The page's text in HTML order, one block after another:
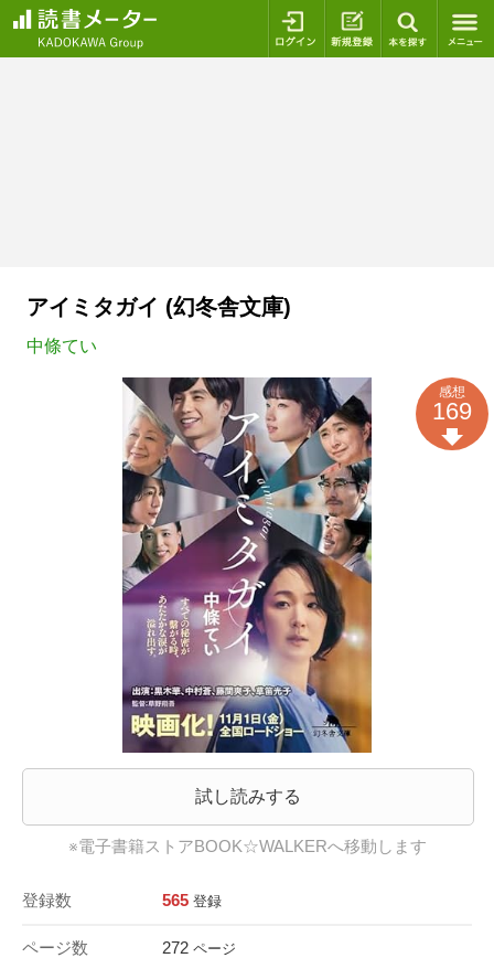
ログイン 新規登録
アイミタガイ (幻冬舎文庫)
中條てい
試し読みする
※電子書籍ストアBOOK☆WALKERへ移動します
登録数 565 登録
ページ数 272 ページ
感想
169